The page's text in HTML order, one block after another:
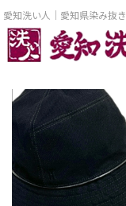
愛知洗い人｜愛知県染み抜